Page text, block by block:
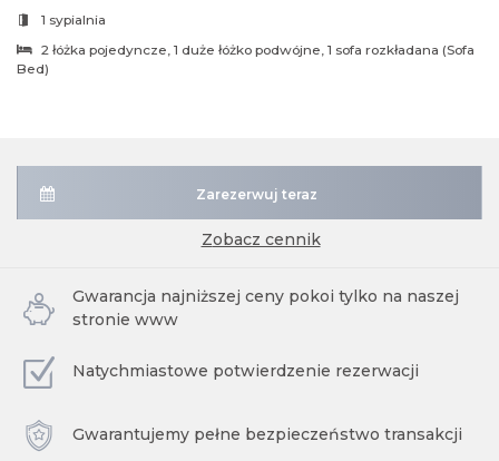
1 sypialnia
2 łóżka pojedyncze, 1 duże łóżko podwójne, 1 sofa rozkładana (Sofa
Bed)
Zarezerwuj teraz
zobacz cennik
Gwarancja najniższej ceny pokoi tylko na naszej
stronie www
Natychmiastowe potwierdzenie rezerwacji
Gwarantujemy pełne bezpieczeństwo transakcji